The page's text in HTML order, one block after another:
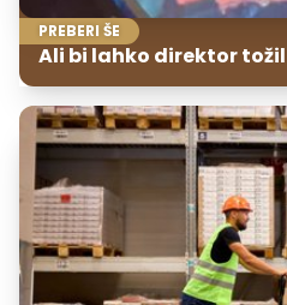
PREBERI ŠE
Ali bi lahko direktor